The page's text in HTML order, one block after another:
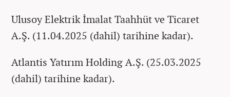
Ulusoy Elektrik İmalat Taahhüt ve Ticaret
A.Ş. (11.04.2025 (dahil) tarihine kadar).
Atlantis Yatırım Holding A.Ş. (25.03.2025
(dahil) tarihine kadar).